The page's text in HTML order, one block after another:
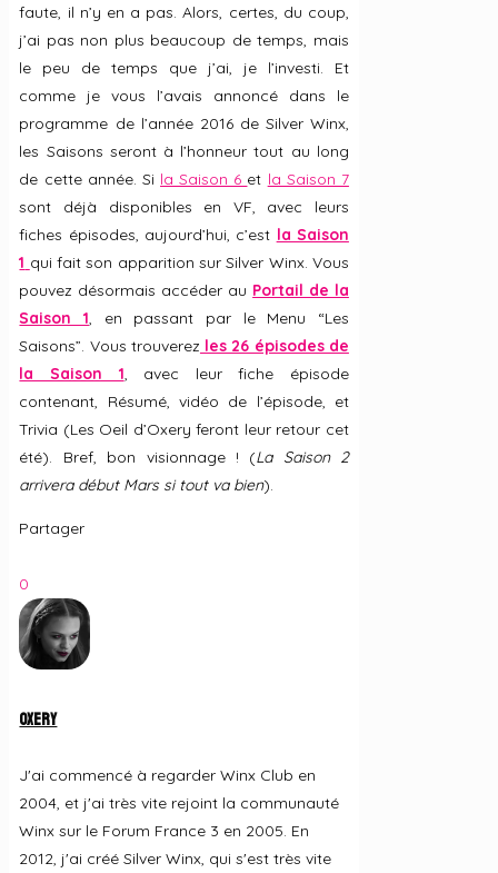
faute, il n’y en a pas. Alors, certes, du coup,
j’ai pas non plus beaucoup de temps, mais
le peu de temps que j’ai, je l’investi. Et
comme je vous l’avais annoncé dans le
programme de l’année 2016 de Silver Winx,
les Saisons seront à l’honneur tout au long
de cette année. Si la Saison 6 et la Saison 7
sont déjà disponibles en VF, avec leurs
fiches épisodes, aujourd’hui, c’est la Saison
1 qui fait son apparition sur Silver Winx. Vous
pouvez désormais accéder au Portail de la
Saison 1, en passant par le Menu “Les
Saisons”. Vous trouverez les 26 épisodes de
la Saison 1, avec leur fiche épisode
contenant, Résumé, vidéo de l’épisode, et
Trivia (Les Oeil d’Oxery feront leur retour cet
été). Bref, bon visionnage ! (La Saison 2
arrivera début Mars si tout va bien).
Partager
0
Oxery
J'ai commencé à regarder Winx Club en
2004, et j'ai très vite rejoint la communauté
Winx sur le Forum France 3 en 2005. En
2012, j'ai créé Silver Winx, qui s'est très vite